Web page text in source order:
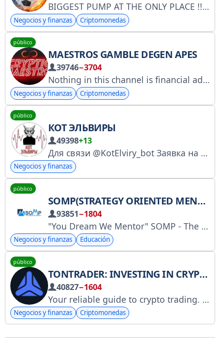
BIGGEST PUMP AT THE ONLY PLACE !! OFFICIAL GROUP
Negocios y finanzas Criptomonedas
público
MAESTROS GAMBLE DEGEN APES
39746−3704
Nothing in this channel is financial advice Always DYOR @CrypticMaestro Disclaimer: https://t.me/Maestrosdegen/5
Negocios y finanzas Criptomonedas
público
КОТ ЭЛЬВИРЫ
49398+13
Для связи @KotElviry_bot Заявка на включение в реестр Роскомнадзора № 4945340308
Negocios y finanzas
público
SOMP(STRATEGY ORIENTED MENTORSHIP PROGRAM)
93851−1804
"You Dream We Mentor" SOMP - The Civil Services Exam Institute which commenced the concept of Mentorship. For admission contact at @SOMP_ENQUIRIES or Contact no : 8837755342/ 6386039124 Website SOMP.in YouTube channel: https://youtube.com/@SOMPIAS
Negocios y finanzas Educación
público
TONTRADER: INVESTING IN CRYPTO WISELY
40827−1604
Your reliable guide to crypto trading. Gamified learning, safe practice, and live trading! App: @TonTraderCryptoBot Partnership: https://tontrader.affise.com/v2/sign/up Community: @tontrader_chat_eng @Moderator_TonTrader
Negocios y finanzas Criptomonedas